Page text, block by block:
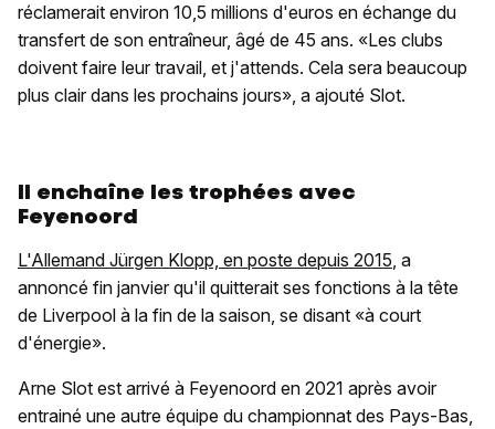
réclamerait environ 10,5 millions d'euros en échange du
transfert de son entraîneur, âgé de 45 ans. «Les clubs
doivent faire leur travail, et j'attends. Cela sera beaucoup
plus clair dans les prochains jours», a ajouté Slot.
Il enchaîne les trophées avec
Feyenoord
L'Allemand Jürgen Klopp, en poste depuis 2015, a
annoncé fin janvier qu'il quitterait ses fonctions à la tête
de Liverpool à la fin de la saison, se disant «à court
d'énergie».
Arne Slot est arrivé à Feyenoord en 2021 après avoir
entrainé une autre équipe du championnat des Pays-Bas,